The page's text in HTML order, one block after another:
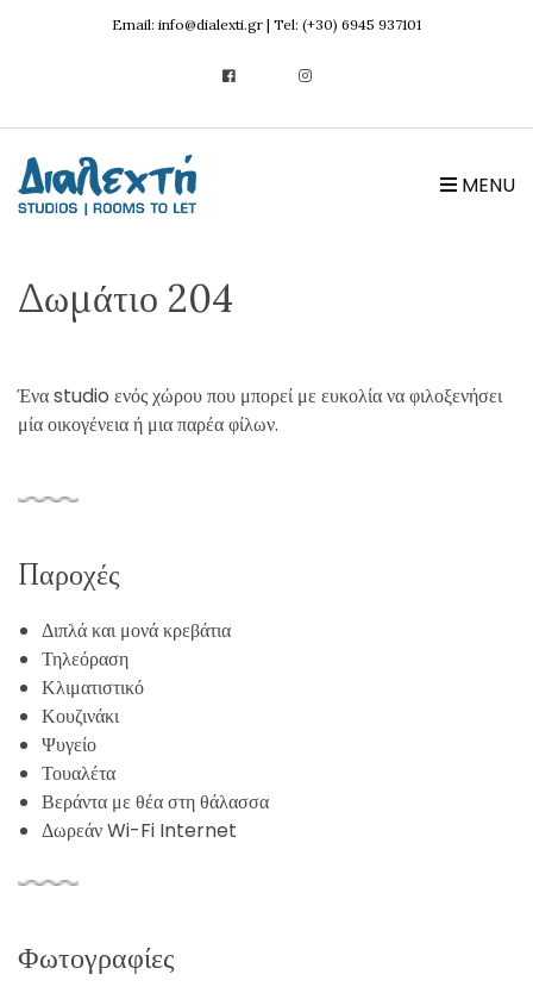
Email: info@dialexti.gr | Tel: (+30) 6945 937101
MENU
Δωμάτιο 204
Ένα studio ενός χώρου που μπορεί με ευκολία να φιλοξενήσει
μία οικογένεια ή μια παρέα φίλων.
Παροχές
Διπλά και μονά κρεβάτια
Τηλεόραση
Κλιματιστικό
Κουζινάκι
Ψυγείο
Τουαλέτα
Βεράντα με θέα στη θάλασσα
Δωρεάν Wi-Fi Internet
Φωτογραφίες